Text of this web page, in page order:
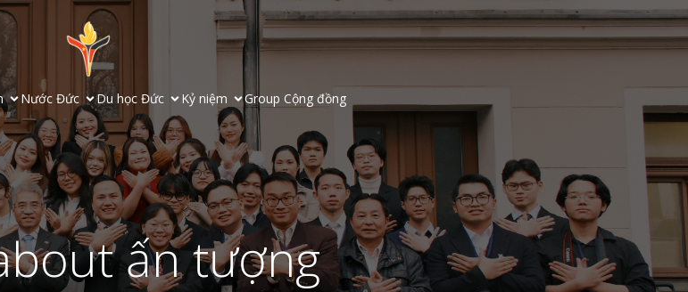
Nước Đức Du học Đức Kỷ niệm Group Cộng đồng
ấn tượng